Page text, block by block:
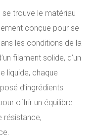
trouve le matériau
conçue pour se
les conditions de la
filament solide, d’un
liquide, chaque
d’ingrédients
offrir un équilibre
résistance,